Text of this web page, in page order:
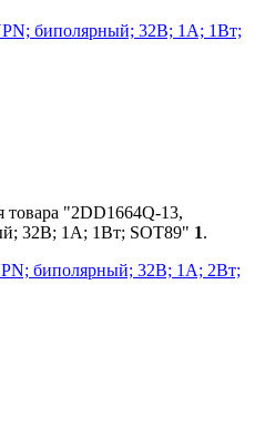
биполярный; 32В; 1А; 1Вт;
товара "2DD1664Q-13,
32В; 1А; 1Вт; SOT89" 1.
биполярный; 32В; 1А; 2Вт;